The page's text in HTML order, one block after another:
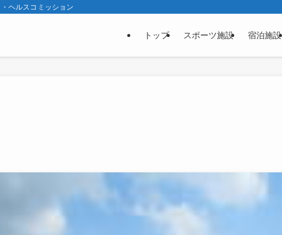
ヘルスコミッション
トップ スポーツ施設 宿泊施設